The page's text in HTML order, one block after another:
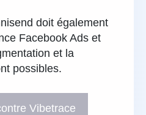
doit également
Facebook Ads et
et la
possibles.
Vibetrace